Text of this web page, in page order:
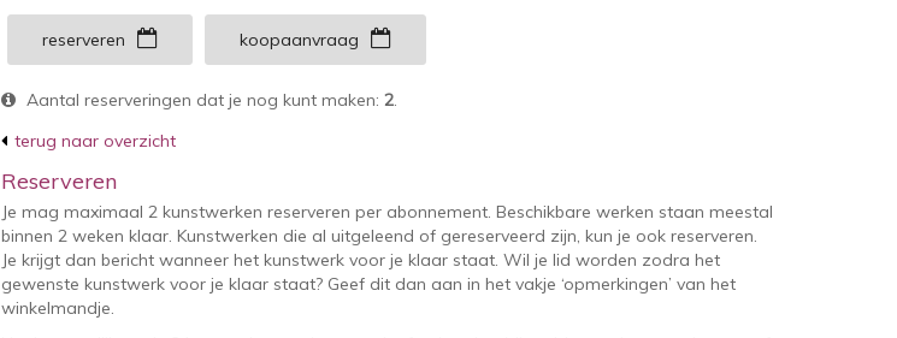
reserveren koopaanvraag
Aantal reserveringen dat je nog kunt maken: 2
terug naar overzicht
Reserveren
Je mag maximaal 2 kunstwerken reserveren per abonnement. Beschikbare werken staan meestal
binnen 2 weken klaar. Kunstwerken die al uitgeleend of gereserveerd zijn, kun je ook reserveren.
Je krijgt dan bericht wanneer het kunstwerk voor je klaar staat. Wil je lid worden zodra het
gewenste kunstwerk voor je klaar staat? Geef dit dan aan in het vakje ‘opmerkingen’ van het
winkelmandje.